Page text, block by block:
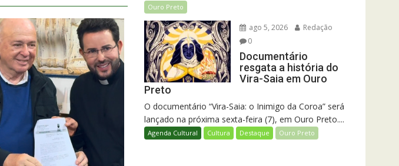
Ouro Preto
ago 5, 2026
Redação
0
Documentário
resgata a história do
Vira-Saia em Ouro
Preto
O documentário “Vira-Saia: o Inimigo da Coroa” será
lançado na próxima sexta-feira (7), em Ouro Preto....
Agenda Cultural Cultura Destaque Ouro Preto